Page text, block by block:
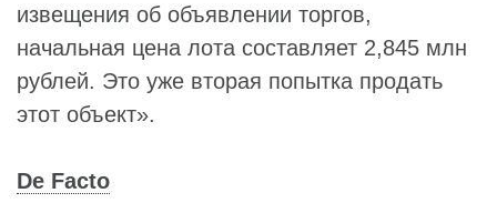
извещения об объявлении торгов,
начальная цена лота составляет 2,845 млн
рублей. Это уже вторая попытка продать
этот объект».
De Facto